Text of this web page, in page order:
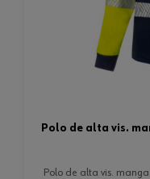
polo de alta vis.
polo de alta vis.